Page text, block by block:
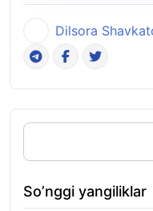
Dilsora
So’nggi yangiliklar